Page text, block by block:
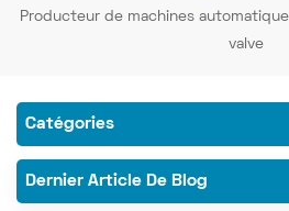
Producteur de machines
valve
Catégories
Dernier Article De Blog